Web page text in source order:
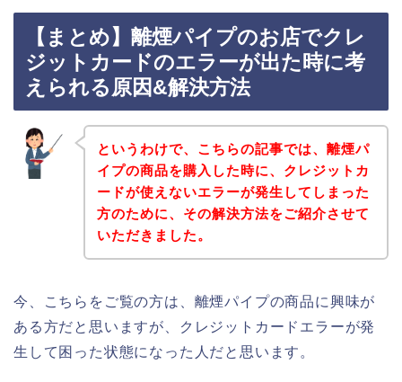
【まとめ】離煙パイプのお店でクレ
ジットカードのエラーが出た時に考
えられる原因&解決方法
というわけで、こちらの記事では、離煙パ
イプの商品を購入した時に、クレジットカ
ードが使えないエラーが発生してしまった
方のために、その解決方法をご紹介させて
いただきました。
今、こちらをご覧の方は、離煙パイプの商品に興味が
ある方だと思いますが、クレジットカードエラーが発
生して困った状態になった人だと思います。